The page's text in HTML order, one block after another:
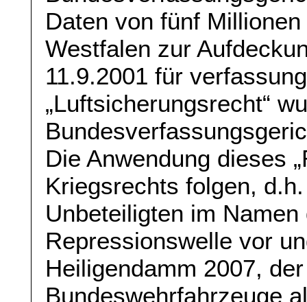
Daten von fünf
Westfalen zur
11.9.2001 für
„Luftsicherungsrecht“
Die Anwendung dieses
Kriegsrechts folgen,
Unbeteiligten im
Repressionswelle vor
Heiligendamm 2007,
Bundeswehrfahrzeuge